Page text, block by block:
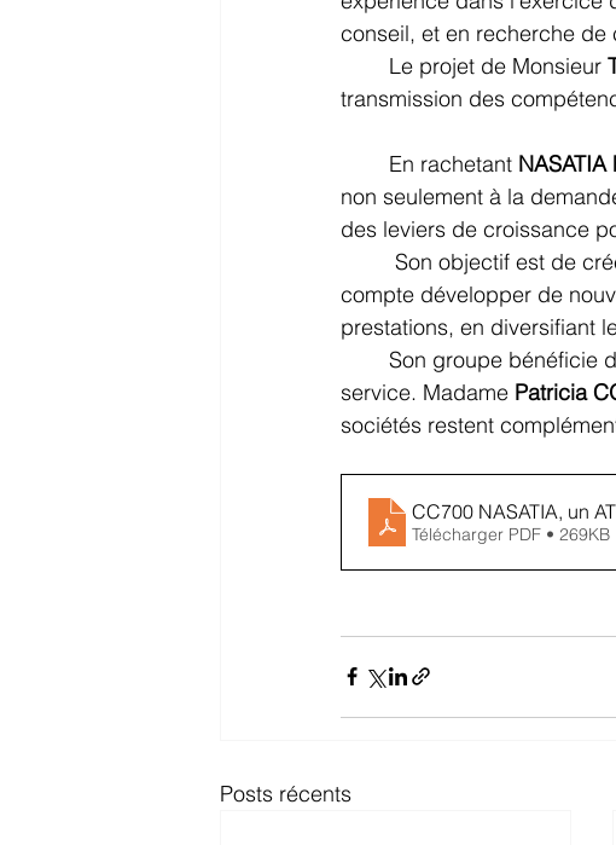
conseil, et en recherche de
Le projet de Monsieur
transmission des
En rachetant NASATIA
non seulement à la
des leviers de croissance
Son objectif est de
compte développer de
prestations, en diversifiant
Son groupe bénéficie
service. Madame Patricia
sociétés restent
CC700 NASATIA, un
Télécharger PDF • 269KB
Posts récents